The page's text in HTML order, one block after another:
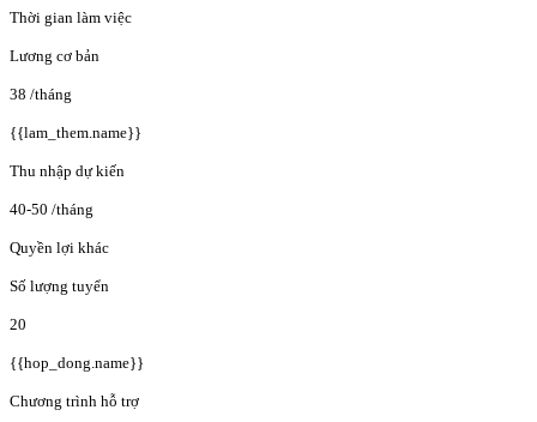
Thời gian làm việc
Lương cơ bản
38 /tháng
{{lam_them.name}}
Thu nhập dự kiến
40-50 /tháng
Quyền lợi khác
Số lượng tuyển
20
{{hop_dong.name}}
Chương trình hỗ trợ